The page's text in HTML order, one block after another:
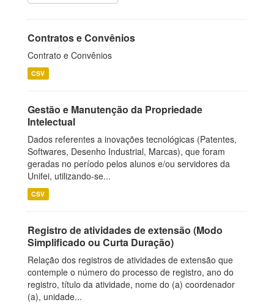
Contratos e Convênios
Contrato e Convênios
CSV
Gestão e Manutenção da Propriedade
Intelectual
Dados referentes a inovações tecnológicas (Patentes,
Softwares, Desenho Industrial, Marcas), que foram
geradas no período pelos alunos e/ou servidores da
Unifei, utilizando-se...
CSV
Registro de atividades de extensão (Modo
Simplificado ou Curta Duração)
Relação dos registros de atividades de extensão que
contemple o número do processo de registro, ano do
registro, título da atividade, nome do (a) coordenador
(a), unidade...